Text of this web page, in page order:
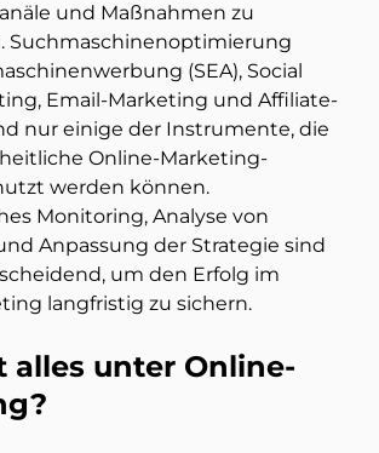
und Maßnahmen zu
Suchmaschinenoptimierung
(SEA), Social
Email-Marketing und Affiliate-
nur einige der Instrumente, die
Online-Marketing-
werden können.
Monitoring, Analyse von
Anpassung der Strategie sind
um den Erfolg im
langfristig zu sichern.
alles unter Online-